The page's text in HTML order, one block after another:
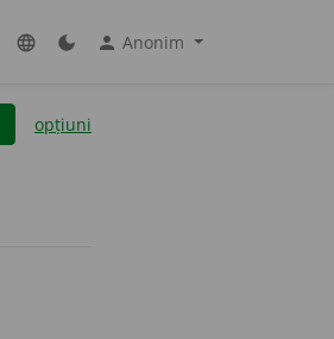
language dark_mode person Anonim
opțiuni